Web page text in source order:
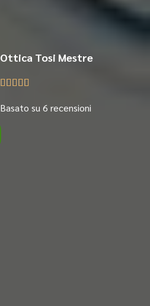
Ottica Tosi Mestre
    
Basato su 6 recensioni